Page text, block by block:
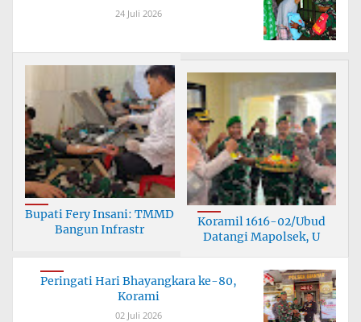
24 Juli 2026
Bupati Fery Insani: TMMD
Bangun Infrastr
Koramil 1616-02/Ubud
Datangi Mapolsek, U
Peringati Hari Bhayangkara ke-80,
Korami
02 Juli 2026